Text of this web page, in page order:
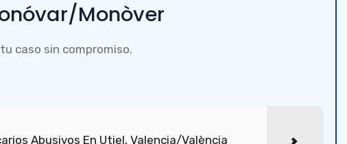
Monòver
caso sin compromiso.
Abusivos En Utiel, Valencia/València